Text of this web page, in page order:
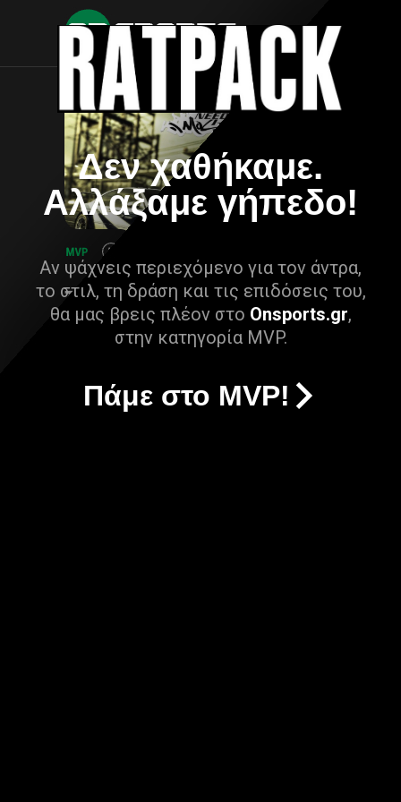
Δεν χαθήκαμε.
Αλλάξαμε γήπεδο!
Αν ψάχνεις περιεχόμενο για τον άντρα,
το στιλ, τη δράση και τις επιδόσεις του,
θα μας βρεις πλέον στο Onsports.gr,
στην κατηγορία MVP.
Πάμε στο MVP!